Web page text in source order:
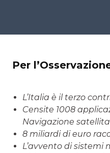
Per
L’Italia è il terzo
Censite 1008
Navigazione
8 miliardi di euro
L’avvento di